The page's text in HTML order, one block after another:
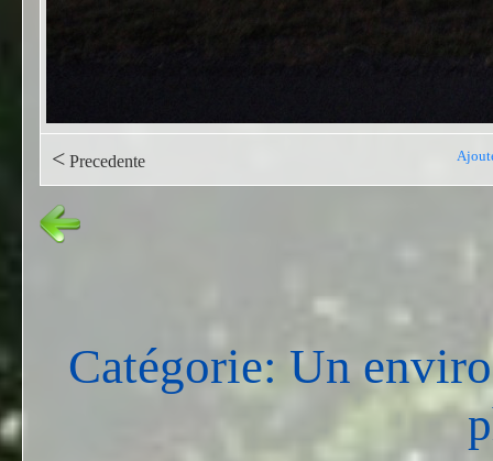
< Precedente
Catégorie: Un